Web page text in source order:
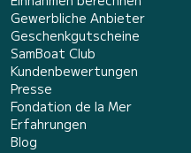
Gewerbliche Anbieter
Geschenkgutscheine
SamBoat Club
Kundenbewertungen
Presse
Fondation de la Mer
Erfahrungen
Blog